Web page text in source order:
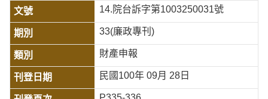
14.院台訴字第1003250031號
33(廉政專刊)
財產申報
民國100年 09月 28日